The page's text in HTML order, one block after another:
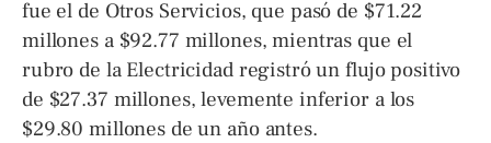
fue el de Otros Servicios, que pasó de $71.22
millones a $92.77 millones, mientras que el
rubro de la Electricidad registró un flujo positivo
de $27.37 millones, levemente inferior a los
$29.80 millones de un año antes.